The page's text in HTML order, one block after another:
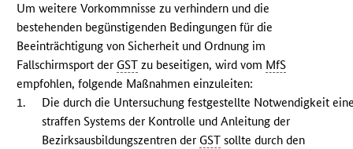
Um weitere Vorkommnisse zu verhindern und die
bestehenden begünstigenden Bedingungen für die
Beeinträchtigung von Sicherheit und Ordnung im
Fallschirmsport der GST zu beseitigen, wird vom MfS
empfohlen, folgende Maßnahmen einzuleiten:
1.
Die durch die Untersuchung festgestellte Notwendigkeit
straffen Systems der Kontrolle und Anleitung der
Bezirksausbildungszentren der GST sollte durch den